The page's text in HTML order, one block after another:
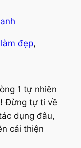
đẹp
1 tự nhiên
Đừng tự ti về
dụng đâu,
cải thiện